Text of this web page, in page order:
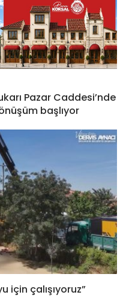
Pazar Caddesi’nde
başlıyor
için çalışıyoruz”